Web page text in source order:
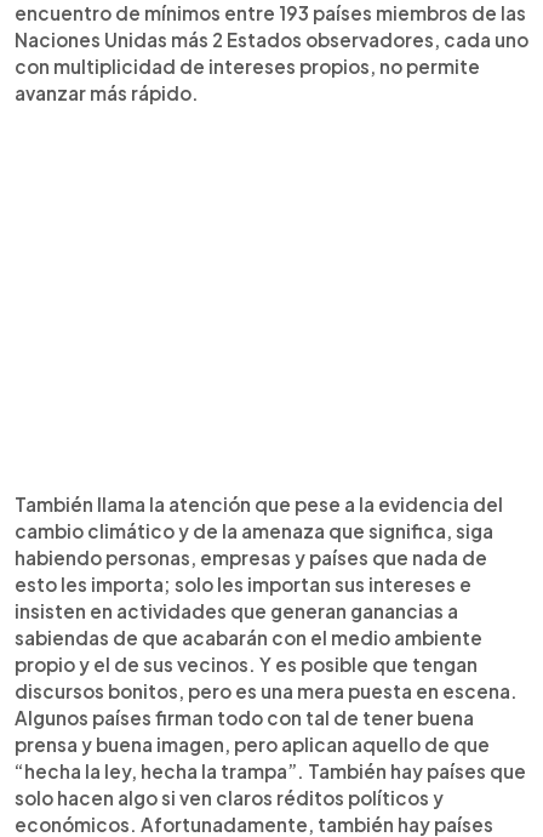
encuentro de mínimos entre 193 países miembros de las
Naciones Unidas más 2 Estados observadores, cada uno
con multiplicidad de intereses propios, no permite
avanzar más rápido.
También llama la atención que pese a la evidencia del
cambio climático y de la amenaza que significa, siga
habiendo personas, empresas y países que nada de
esto les importa; solo les importan sus intereses e
insisten en actividades que generan ganancias a
sabiendas de que acabarán con el medio ambiente
propio y el de sus vecinos. Y es posible que tengan
discursos bonitos, pero es una mera puesta en escena.
Algunos países firman todo con tal de tener buena
prensa y buena imagen, pero aplican aquello de que
“hecha la ley, hecha la trampa”. También hay países que
solo hacen algo si ven claros réditos políticos y
económicos. Afortunadamente, también hay países